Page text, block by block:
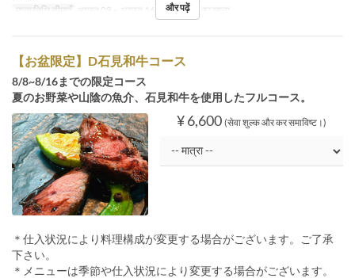
मान्य तिथि सीमाएँ अगस्त 08 ~ अगस्त 16 भोजन रात का खाना
और पढ़ें
【お盆限定】D石見和牛コース
8/8~8/16までの限定コース
夏のお野菜や山陰の魚介、石見和牛を使用したフルコース。
¥ 6,600 (सेवा शुल्क और कर समाविष्ट।)
＊仕入状況により料理構成が変更する場合がございます。ご了承
下さい。
＊メニューは季節や仕入状況により変更する場合がございます。